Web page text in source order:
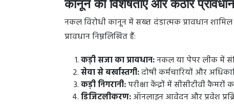
कानून की विशेषताएँ और कठोर प्रावधान
नकल विरोधी कानून में सख्त दंडात्मक प्रावधान
प्रावधान निम्नलिखित हैं:
कड़ी सजा का प्रावधान:नकल या पेपर लीक में
सेवा से बर्खास्तगी:दोषी कर्मचारियों और
कड़ी निगरानी:परीक्षा केंद्रों में सीसीटीवी कैमरों
डिजिटलीकरण:ऑनलाइन आवेदन और प्रवेश